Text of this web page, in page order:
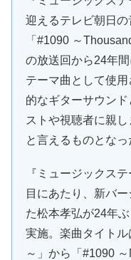
迎えるテレビ朝日
「#1090 ～
の放送回から24年
テーマ曲として使
的なギターサウン
ストや視聴者に親
と言えるものとなっ
『ミュージックス
目にあたり、新バ
た松本孝弘が24年
実施。楽曲タイト
～」から「#1090